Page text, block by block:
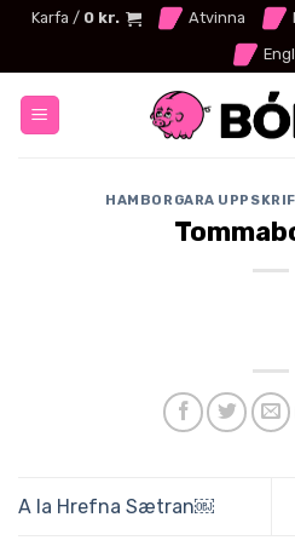
Skip
content
Karfa / 0 kr. Atvinna
HAMBORGARA
A la Hrefna Sætran￼